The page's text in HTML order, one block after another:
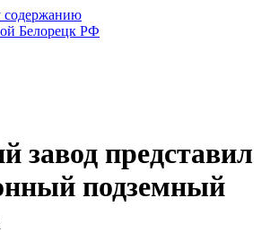
содержанию
Белорецк РФ
завод представил
подземный